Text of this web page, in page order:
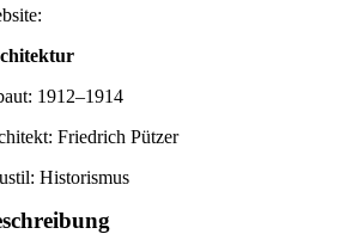
1912–1914
Friedrich Pützer
Historismus